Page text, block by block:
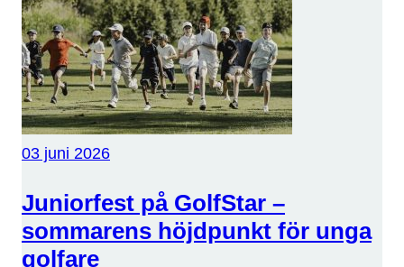
03 juni 2026
Juniorfest på GolfStar –
sommarens höjdpunkt för unga
golfare